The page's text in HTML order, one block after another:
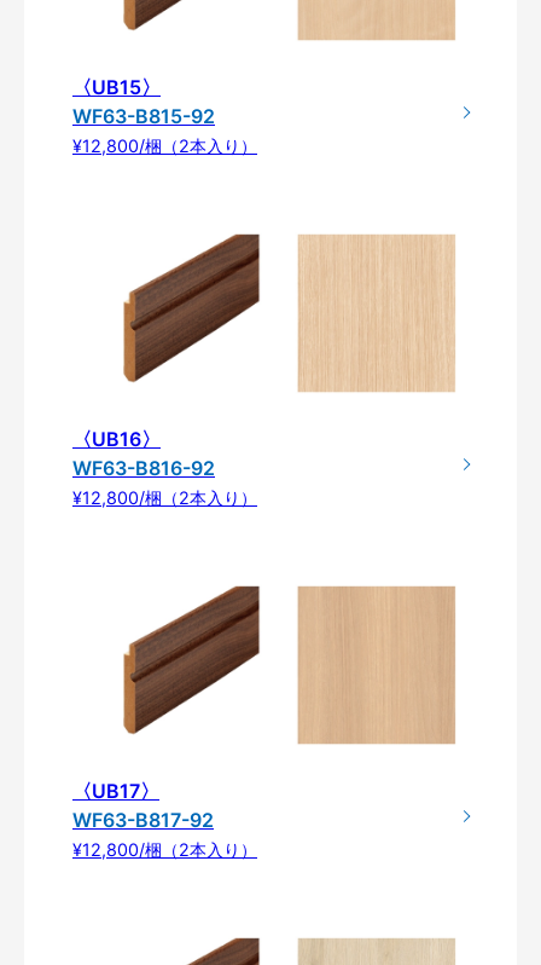
〈UB15〉
WF63-B815-92
¥12,800/梱（2本入り）
〈UB16〉
WF63-B816-92
¥12,800/梱（2本入り）
〈UB17〉
WF63-B817-92
¥12,800/梱（2本入り）